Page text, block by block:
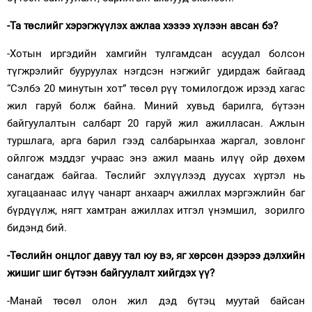
-Та төслийг хэрэгжүүлэх ажлаа хэзээ хүлээн авсан бэ?
-Хотын иргэдийн хамгийн тулгамдсан асуудал болсон
түгжрэлийг бууруулах нэгдсэн нэгжийг удирдаж байгаад
“Сэлбэ 20 минутын хот” төсөл рүү томилогдож ирээд хагас
жил гаруй болж байна. Миний хувьд барилга, бүтээн
байгуулалтын салбарт 20 гаруй жил ажилласан. Ажлын
туршлага, арга барил гээд салбарынхаа жаргал, зовлонг
ойлгож мэддэг учраас энэ ажил маань илүү ойр дөхөм
санагдаж байгаа. Төслийг эхлүүлээд дуусах хүртэл нь
хугацаанаас илүү чанарт анхаарч ажиллах мэргэжлийн баг
бүрдүүлж, нягт хамтран ажиллах итгэл үнэмшил, зорилго
бидэнд бий.
-Төслийн онцлог давуу тал юу вэ, яг хөрсөн дээрээ дэлхийн
жишиг шиг бүтээн байгуулалт хийгдэх үү?
-Манай төсөл олон жил дэд бүтэц муутай байсан